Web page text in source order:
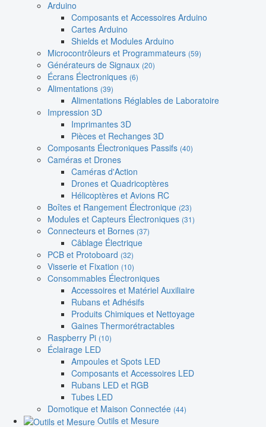
Arduino
Composants et Accessoires Arduino
Cartes Arduino
Shields et Modules Arduino
Microcontrôleurs et Programmateurs (59)
Générateurs de Signaux (20)
Écrans Électroniques (6)
Alimentations (39)
Alimentations Réglables de Laboratoire
Impression 3D
Imprimantes 3D
Pièces et Rechanges 3D
Composants Électroniques Passifs (40)
Caméras et Drones
Caméras d'Action
Drones et Quadricoptères
Hélicoptères et Avions RC
Boîtes et Rangement Électronique (23)
Modules et Capteurs Électroniques (31)
Connecteurs et Bornes (37)
Câblage Électrique
PCB et Protoboard (32)
Visserie et Fixation (10)
Consommables Électroniques
Accessoires et Matériel Auxiliaire
Rubans et Adhésifs
Produits Chimiques et Nettoyage
Gaines Thermorétractables
Raspberry Pi (10)
Éclairage LED
Ampoules et Spots LED
Composants et Accessoires LED
Rubans LED et RGB
Tubes LED
Domotique et Maison Connectée (44)
Outils et Mesure